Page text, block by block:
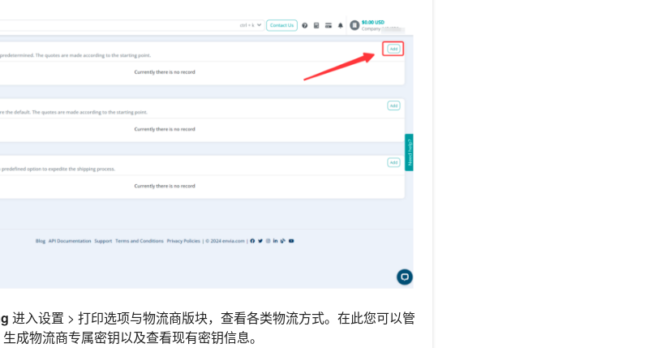
进入设置 > 打印选项与物流商版块，查看各类物流方式。在此您可以管
成物流商专属密钥以及查看现有密钥信息。